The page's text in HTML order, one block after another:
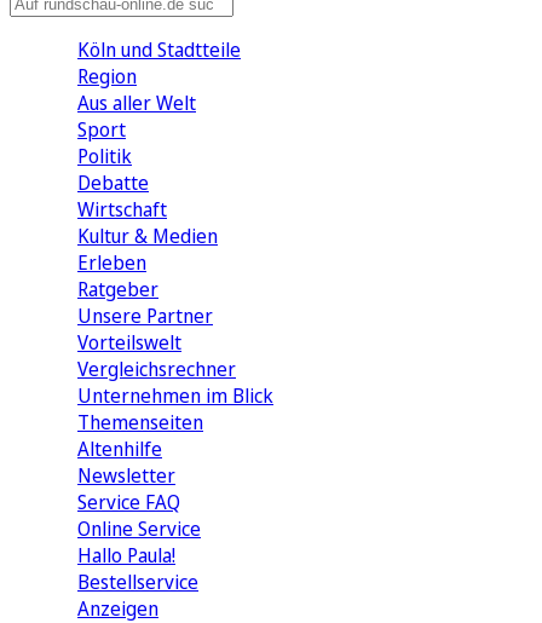
Köln und Stadtteile
Region
Aus aller Welt
Sport
Politik
Debatte
Wirtschaft
Kultur & Medien
Erleben
Ratgeber
Unsere Partner
Vorteilswelt
Vergleichsrechner
Unternehmen im Blick
Themenseiten
Altenhilfe
Newsletter
Service FAQ
Online Service
Hallo Paula!
Bestellservice
Anzeigen